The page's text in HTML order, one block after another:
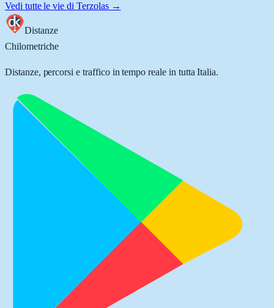
Vedi tutte le vie di Terzolas→
Distanze
Chilometriche
Distanze, percorsi e traffico in tempo reale in tutta Italia.